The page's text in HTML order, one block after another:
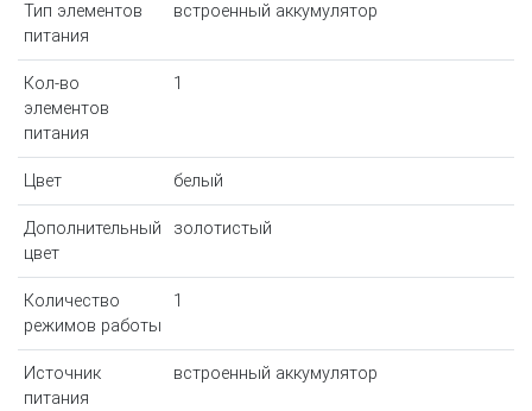
Тип элементов
питания
встроенный аккумулятор
Кол-во
элементов
питания
1
Цвет белый
Дополнительный
цвет
золотистый
Количество
режимов работы
1
Источник
питания
встроенный аккумулятор